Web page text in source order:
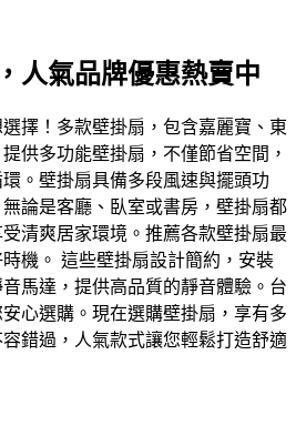
人氣品牌優惠熱賣中
擇！多款壁掛扇，包含嘉麗寶、東
供多功能壁掛扇，不僅節省空間，
。壁掛扇具備多段風速與擺頭功
論是客廳、臥室或書房，壁掛扇都
清爽居家環境。推薦各款壁掛扇最
機。 這些壁掛扇設計簡約，安裝
馬達，提供高品質的靜音體驗。台
心選購。現在選購壁掛扇，享有多
錯過，人氣款式讓您輕鬆打造舒適